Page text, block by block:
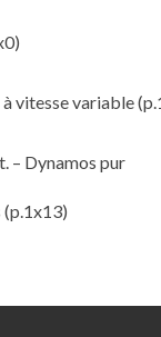
vitesse variable
– Dynamos pur
(p.1x13)